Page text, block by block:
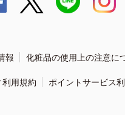
報 化粧品の使用上の注意に
用規約 ポイントサービス